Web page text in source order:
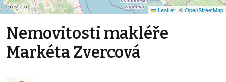
Leaflet | ©OpenStreetMap
Nemovitosti makléře
Markéta Zvercová